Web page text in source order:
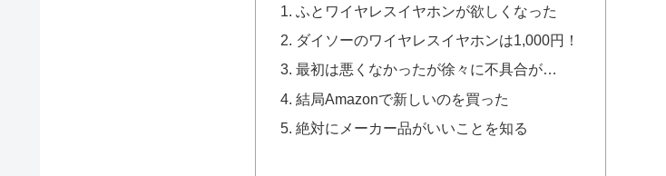
ふとワイヤレスイヤホンが欲しくなった
ダイソーのワイヤレスイヤホンは1,000円！
最初は悪くなかったが徐々に不具合が…
結局Amazonで新しいのを買った
絶対にメーカー品がいいことを知る